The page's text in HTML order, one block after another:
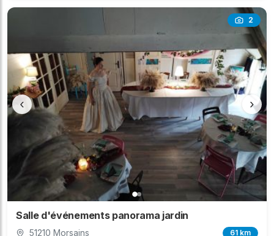
2
‹ ›
Salle d'événements panorama jardin
51210 Morsains 61 km